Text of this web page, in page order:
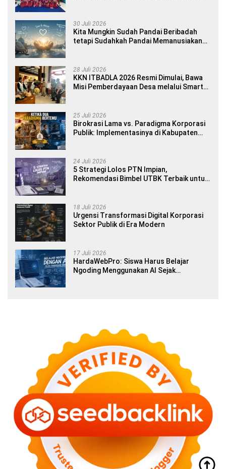
30 Juli 2026
Kita Mungkin Sudah Pandai Beribadah
tetapi Sudahkah Pandai Memanusiakan
28 Juli 2026
KKN ITBADLA 2026 Resmi Dimulai, Bawa
Misi Pemberdayaan Desa melalui Smart
25 Juli 2026
Birokrasi Lama vs. Paradigma Korporasi
Publik: Implementasinya di Kabupaten
24 Juli 2026
5 Strategi Lolos PTN Impian,
Rekomendasi Bimbel UTBK Terbaik untuk
18 Juli 2026
Urgensi Transformasi Digital Korporasi
Sektor Publik di Era Modern
17 Juli 2026
HardaWebPro: Siswa Harus Belajar
Ngoding Menggunakan AI Sejak